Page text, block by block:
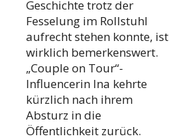
Geschichte trotz der
Fesselung im Rollstuhl
aufrecht stehen konnte, ist
wirklich bemerkenswert.
„Couple on Tour“-
Influencerin Ina kehrte
kürzlich nach ihrem
Absturz in die
Öffentlichkeit zurück.